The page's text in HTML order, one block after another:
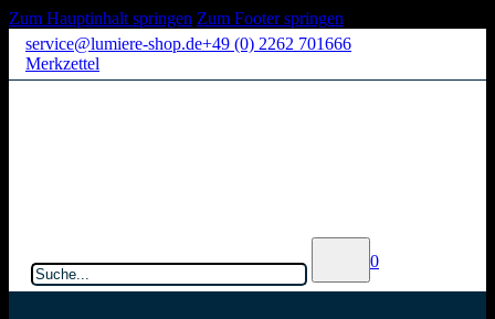
Zum Hauptinhalt springen Zum Footer springen
service@lumiere-shop.de+49 (0) 2262 701666
Merkzettel
0